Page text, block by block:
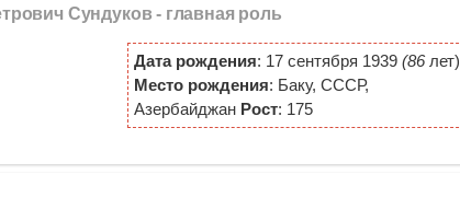
Сундуков - главная роль
Дата рождения: 17 сентября 1939 (86лет)
Место рождения: Баку, СССР,
Азербайджан Рост: 175